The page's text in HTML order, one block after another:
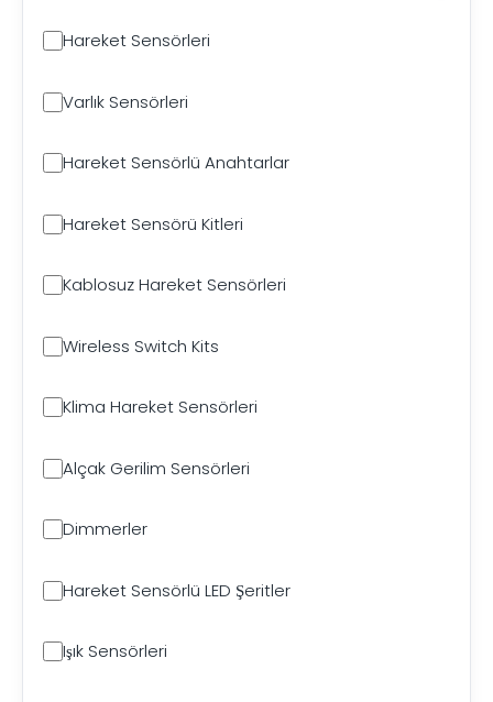
Hareket Sensörleri
Varlık Sensörleri
Hareket Sensörlü Anahtarlar
Hareket Sensörü Kitleri
Kablosuz Hareket Sensörleri
Wireless Switch Kits
Klima Hareket Sensörleri
Alçak Gerilim Sensörleri
Dimmerler
Hareket Sensörlü LED Şeritler
Işık Sensörleri